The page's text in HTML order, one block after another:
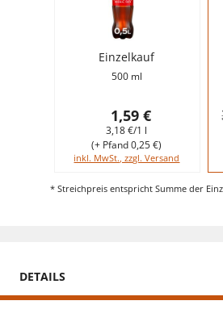
Einzelkauf
500 ml
1,59 €
3,18 €/1 l
inkl. MwSt., zzgl. Versand
(+ Pfand 0,25 €)
* Streichpreis entspricht Summe der
DETAILS